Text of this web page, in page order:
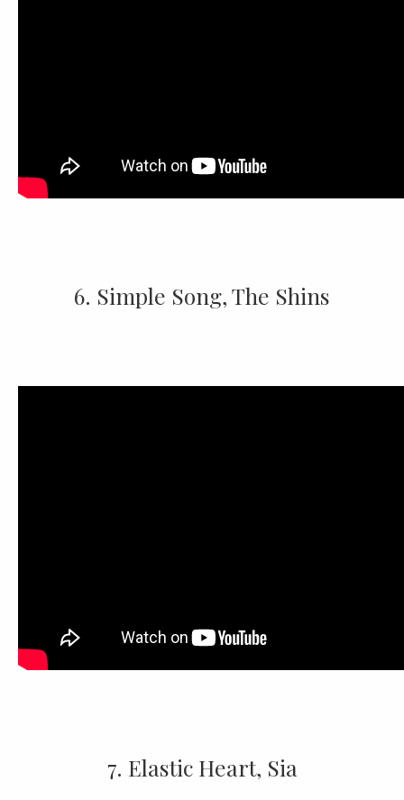
6. Simple Song, The Shins
7. Elastic Heart, Sia